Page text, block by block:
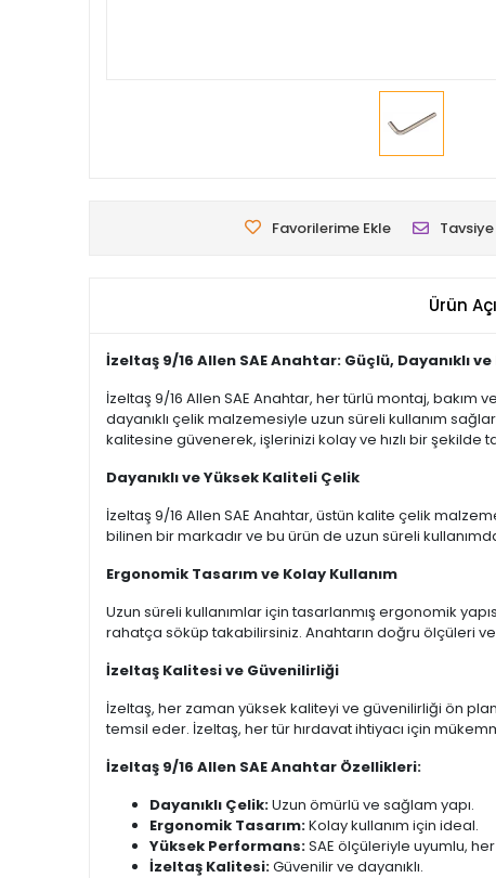
Favorilerime Ekle Tavsiye
Ürün
İzeltaş 9/16 Allen SAE Anahtar: Güçlü, Dayanıklı ve
İzeltaş 9/16 Allen SAE Anahtar, her türlü montaj,
dayanıklı çelik malzemesiyle uzun süreli kullanım
kalitesine güvenerek, işlerinizi kolay ve hızlı bir şekilde
Dayanıklı ve Yüksek Kaliteli Çelik
İzeltaş 9/16 Allen SAE Anahtar, üstün kalite çelik
bilinen bir markadır ve bu ürün de uzun süreli
Ergonomik Tasarım ve Kolay Kullanım
Uzun süreli kullanımlar için tasarlanmış ergonomik
rahatça söküp takabilirsiniz. Anahtarın doğru ölçüleri
İzeltaş Kalitesi ve Güvenilirliği
İzeltaş, her zaman yüksek kaliteyi ve güvenilirliği ön
temsil eder. İzeltaş, her tür hırdavat ihtiyacı için
İzeltaş 9/16 Allen SAE Anahtar Özellikleri:
Dayanıklı Çelik:Uzun ömürlü ve sağlam yapı.
Ergonomik Tasarım:Kolay kullanım için ideal.
Yüksek Performans:SAE ölçüleriyle uyumlu,
İzeltaş Kalitesi:Güvenilir ve dayanıklı.